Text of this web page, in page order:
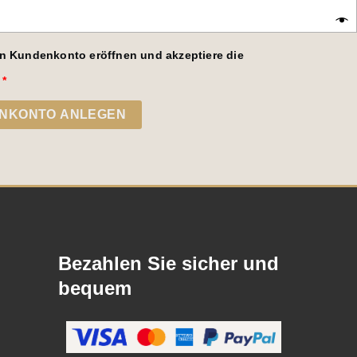
Kundenkonto eröffnen und akzeptiere die
*
Erforderlich
ANLEGEN
Bezahlen Sie sicher und
bequem